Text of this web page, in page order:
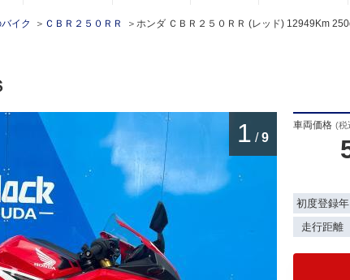
イク ＞ ＣＢＲ２５０ＲＲ ＞ ホンダ ＣＢＲ２５０ＲＲ (レッド) 12949Km
1 / 9
車両価格 (税
初度登録年
走行距離